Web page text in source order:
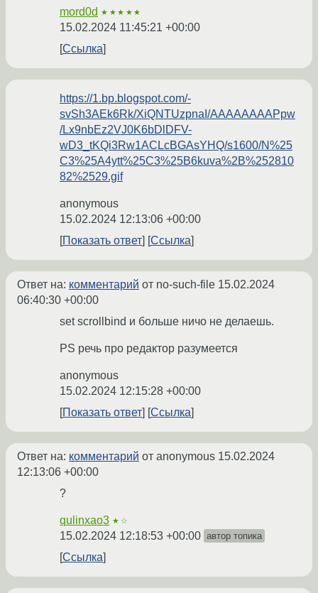
mord0d ★★★★★
15.02.2024 11:45:21 +00:00
Ссылка
https://1.bp.blogspot.com/-
svSh3AEk6Rk/XiQNTUzpnaI/AAAAAAAAPpw
/Lx9nbEz2VJ0K6bDlDFV-
wD3_tKQi3Rw1ACLcBGAsYHQ/s1600/N%25
C3%25A4ytt%25C3%25B6kuva%2B%252810
82%2529.gif
anonymous
15.02.2024 12:13:06 +00:00
Показать ответ
Ссылка
Ответ на: комментарий от no-such-file 15.02.2024
06:40:30 +00:00
set scrollbind и больше ничо не делаешь.
PS речь про редактор разумеется
anonymous
15.02.2024 12:15:28 +00:00
Показать ответ
Ссылка
Ответ на: комментарий от anonymous 15.02.2024
12:13:06 +00:00
?
qulinxao3 ★☆
15.02.2024 12:18:53 +00:00 автор топика
Ссылка